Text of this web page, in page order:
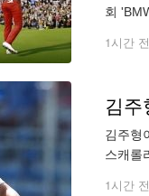
회
1시간 전
김
김주형
스캐롤
1시간 전